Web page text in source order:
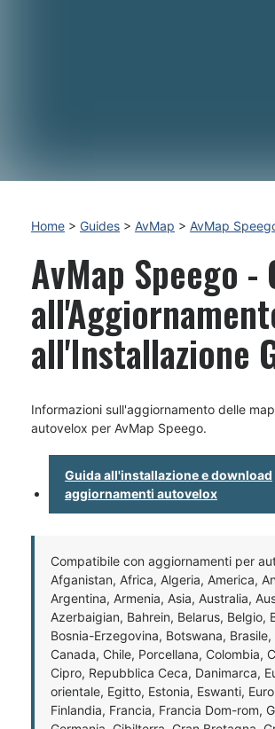
Home > Guides > AvMap > AvMap
AvMap Speego -
all'Installazione
Informazioni sull'aggiornamento delle
autovelox per AvMap Speego.
Guida all'installazione e download
aggiornamenti autovelox
Compatibile con aggiornamenti per
Afganistan, Africa, Algeria, America,
Argentina, Armenia, Asia, Australia,
Azerbaigian, Bahrein, Belarus, Belgio,
Bosnia-Erzegovina, Botswana, Brasile,
Canada, Chile, Porcellana, Colombia,
Cipro, Repubblica Ceca, Danimarca,
orientale, Egitto, Estonia, Eswanti,
Finlandia, Francia, Francia Dom-rom,